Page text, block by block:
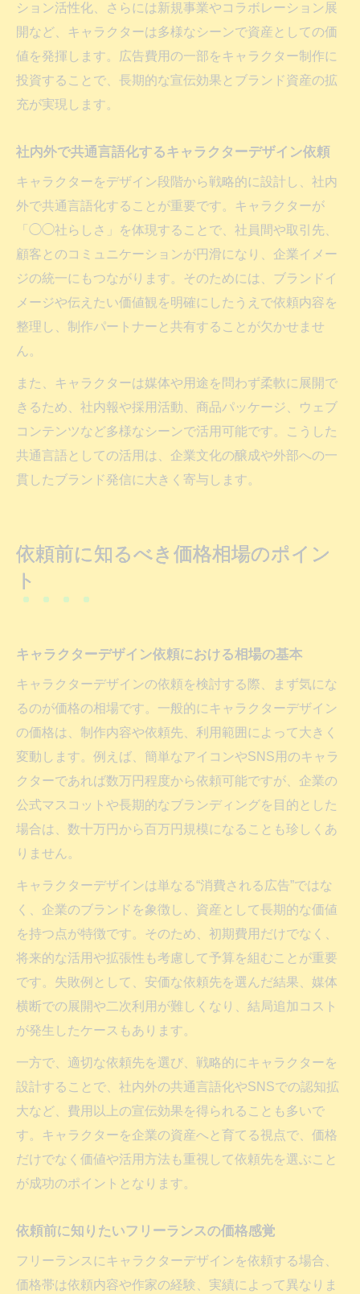
ション活性化、さらには新規事業やコラボレーション展
開など、キャラクターは多様なシーンで資産としての価
値を発揮します。広告費用の一部をキャラクター制作に
投資することで、長期的な宣伝効果とブランド資産の拡
充が実現します。
社内外で共通言語化するキャラクターデザイン依頼
キャラクターをデザイン段階から戦略的に設計し、社内
外で共通言語化することが重要です。キャラクターが
「◯◯社らしさ」を体現することで、社員間や取引先、
顧客とのコミュニケーションが円滑になり、企業イメー
ジの統一にもつながります。そのためには、ブランドイ
メージや伝えたい価値観を明確にしたうえで依頼内容を
整理し、制作パートナーと共有することが欠かせませ
ん。
また、キャラクターは媒体や用途を問わず柔軟に展開で
きるため、社内報や採用活動、商品パッケージ、ウェブ
コンテンツなど多様なシーンで活用可能です。こうした
共通言語としての活用は、企業文化の醸成や外部への一
貫したブランド発信に大きく寄与します。
依頼前に知るべき価格相場のポイン
ト
キャラクターデザイン依頼における相場の基本
キャラクターデザインの依頼を検討する際、まず気にな
るのが価格の相場です。一般的にキャラクターデザイン
の価格は、制作内容や依頼先、利用範囲によって大きく
変動します。例えば、簡単なアイコンやSNS用のキャラ
クターであれば数万円程度から依頼可能ですが、企業の
公式マスコットや長期的なブランディングを目的とした
場合は、数十万円から百万円規模になることも珍しくあ
りません。
キャラクターデザインは単なる“消費される広告”ではな
く、企業のブランドを象徴し、資産として長期的な価値
を持つ点が特徴です。そのため、初期費用だけでなく、
将来的な活用や拡張性も考慮して予算を組むことが重要
です。失敗例として、安価な依頼先を選んだ結果、媒体
横断での展開や二次利用が難しくなり、結局追加コスト
が発生したケースもあります。
一方で、適切な依頼先を選び、戦略的にキャラクターを
設計することで、社内外の共通言語化やSNSでの認知拡
大など、費用以上の宣伝効果を得られることも多いで
す。キャラクターを企業の資産へと育てる視点で、価格
だけでなく価値や活用方法も重視して依頼先を選ぶこと
が成功のポイントとなります。
依頼前に知りたいフリーランスの価格感覚
フリーランスにキャラクターデザインを依頼する場合、
価格帯は依頼内容や作家の経験、実績によって異なりま